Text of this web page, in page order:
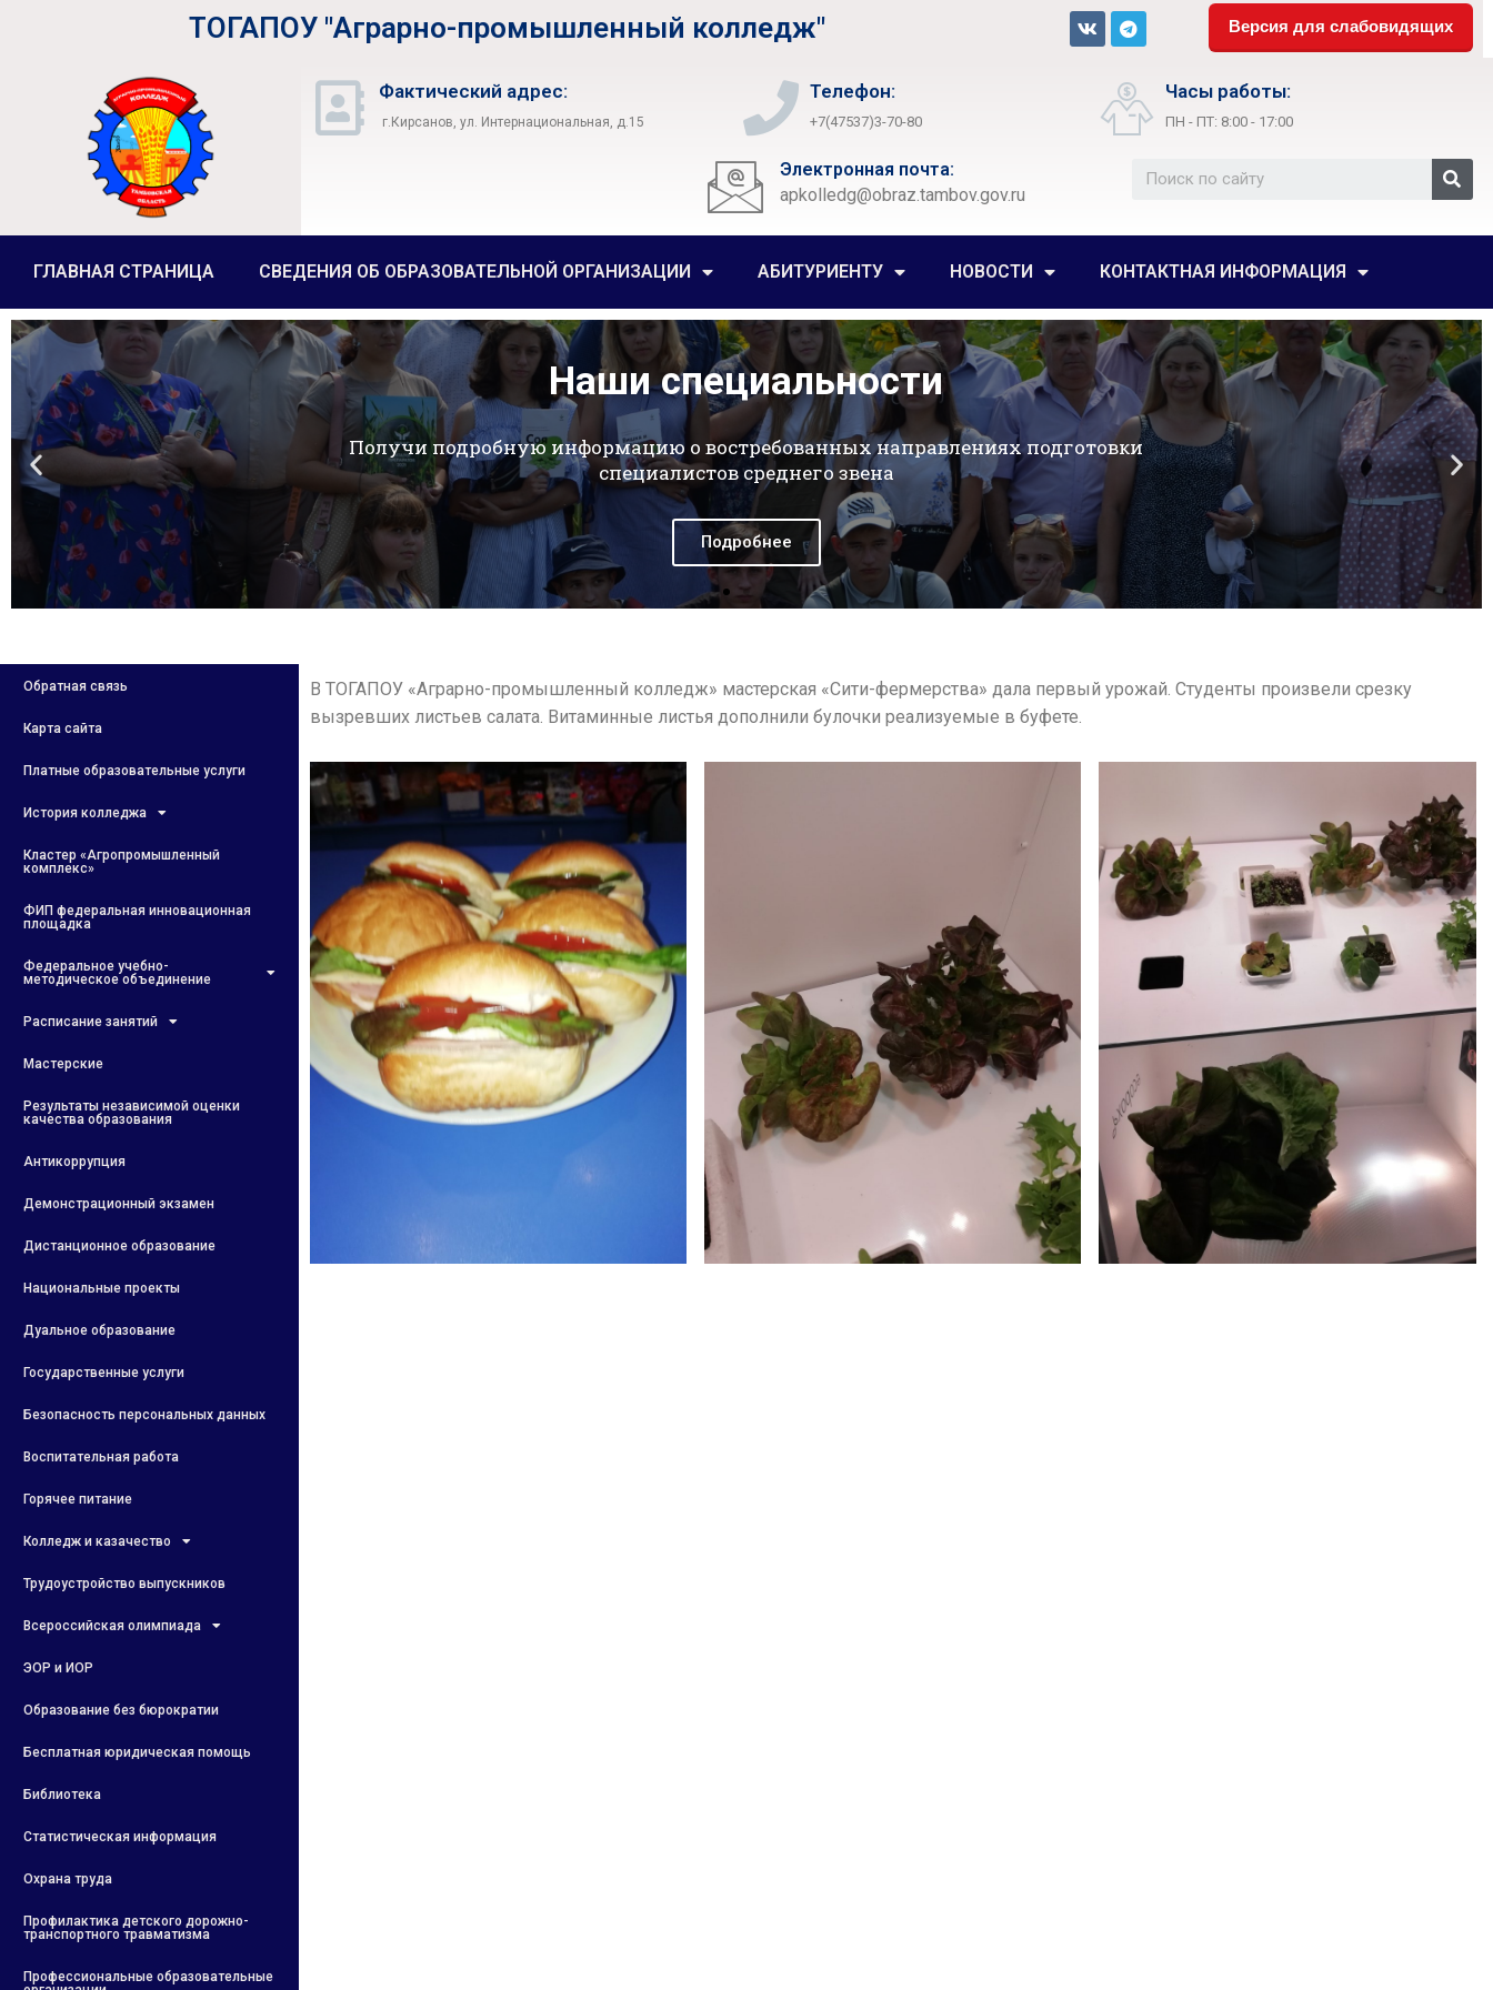
ТОГАПОУ "Аграрно-промышленный колледж" Версия для слабовидящих
Фактический адрес:
г.Кирсанов, ул. Интернациональная, д.15
Телефон:
+7(47537)3-70-80
Часы работы:
ПН - ПТ: 8:00 - 17:00
Электронная почта:
apkolledg@obraz.tambov.gov.ru
ГЛАВНАЯ СТРАНИЦА СВЕДЕНИЯ ОБ ОБРАЗОВАТЕЛЬНОЙ ОРГАНИЗАЦИИ АБИТУРИЕНТУ НОВОСТИ КОНТАКТНАЯ ИНФОРМАЦИЯ
Обратная связь
Карта сайта
Платные образовательные услуги
История колледжа
Кластер «Агропромышленный
комплекс»
ФИП федеральная инновационная
площадка
Федеральное учебно-
методическое объединение
Расписание занятий
Мастерские
Результаты независимой оценки
качества образования
Антикоррупция
Демонстрационный экзамен
Дистанционное образование
Национальные проекты
Дуальное образование
Государственные услуги
Безопасность персональных данных
Воспитательная работа
Горячее питание
Колледж и казачество
Трудоустройство выпускников
Всероссийская олимпиада
ЭОР и ИОР
Образование без бюрократии
Бесплатная юридическая помощь
Библиотека
Статистическая информация
Охрана труда
Профилактика детского дорожно-
транспортного травматизма
Профессиональные образовательные
В ТОГАПОУ «Аграрно-промышленный колледж» мастерская «Сити-фермерства» дала первый урожай. Студенты произвели срезку
вызревших листьев салата. Витаминные листья дополнили булочки реализуемые в буфете.